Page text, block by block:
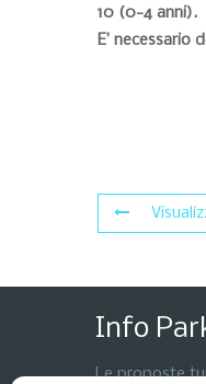
10 (0-4 anni).
E’ necessario
Info
Le proposte